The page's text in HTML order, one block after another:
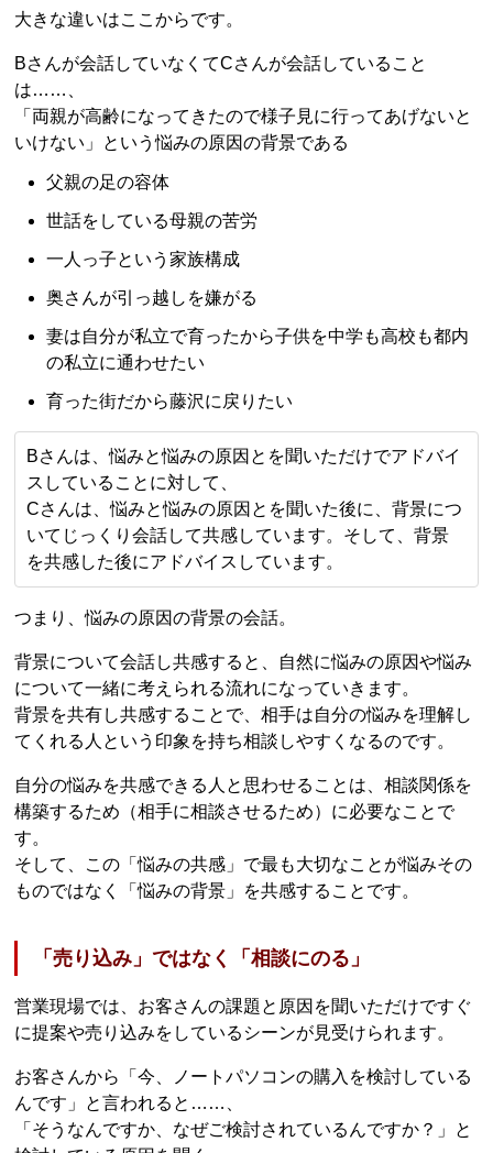
大きな違いはここからです。
Bさんが会話していなくてCさんが会話していること
は……、
「両親が高齢になってきたので様子見に行ってあげないと
いけない」という悩みの原因の背景である
父親の足の容体
世話をしている母親の苦労
一人っ子という家族構成
奥さんが引っ越しを嫌がる
妻は自分が私立で育ったから子供を中学も高校も都内
の私立に通わせたい
育った街だから藤沢に戻りたい
Bさんは、悩みと悩みの原因とを聞いただけでアドバイ
スしていることに対して、
Cさんは、悩みと悩みの原因とを聞いた後に、背景につ
いてじっくり会話して共感しています。そして、背景
を共感した後にアドバイスしています。
つまり、悩みの原因の背景の会話。
背景について会話し共感すると、自然に悩みの原因や悩み
について一緒に考えられる流れになっていきます。
背景を共有し共感することで、相手は自分の悩みを理解し
てくれる人という印象を持ち相談しやすくなるのです。
自分の悩みを共感できる人と思わせることは、相談関係を
構築するため（相手に相談させるため）に必要なことで
す。
そして、この「悩みの共感」で最も大切なことが悩みその
ものではなく「悩みの背景」を共感することです。
「売り込み」ではなく「相談にのる」
営業現場では、お客さんの課題と原因を聞いただけですぐ
に提案や売り込みをしているシーンが見受けられます。
お客さんから「今、ノートパソコンの購入を検討している
んです」と言われると……、
「そうなんですか、なぜご検討されているんですか？」と